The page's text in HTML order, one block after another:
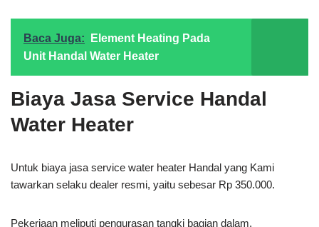
Baca Juga:
Element Heating Pada
Unit Handal Water Heater
Biaya Jasa Service Handal
Water Heater
Untuk biaya jasa service water heater Handal yang Kami
tawarkan selaku dealer resmi, yaitu sebesar Rp 350.000.
Pekerjaan meliputi pengurasan tangki bagian dalam,